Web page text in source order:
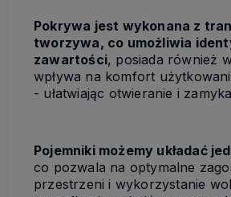
Pokrywa jest wykonana z
tworzywa, co umożliwia
zawartości, posiada również
wpływa na komfort
- ułatwiając otwieranie i
Pojemniki możemy układać
co pozwala na optymalne
przestrzeni i wykorzystanie